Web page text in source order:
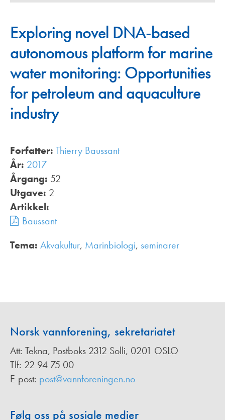
Exploring novel DNA-based
autonomous platform for marine
water monitoring: Opportunities
for petroleum and aquaculture
industry
Forfatter: Thierry Baussant
År: 2017
Årgang: 52
Utgave: 2
Artikkel:
Baussant
Tema: Akvakultur, Marinbiologi, seminarer
Norsk vannforening, sekretariatet
Att: Tekna, Postboks 2312 Solli, 0201 OSLO
Tlf: 22 94 75 00
E-post: post@vannforeningen.no
Følg oss på sosiale medier